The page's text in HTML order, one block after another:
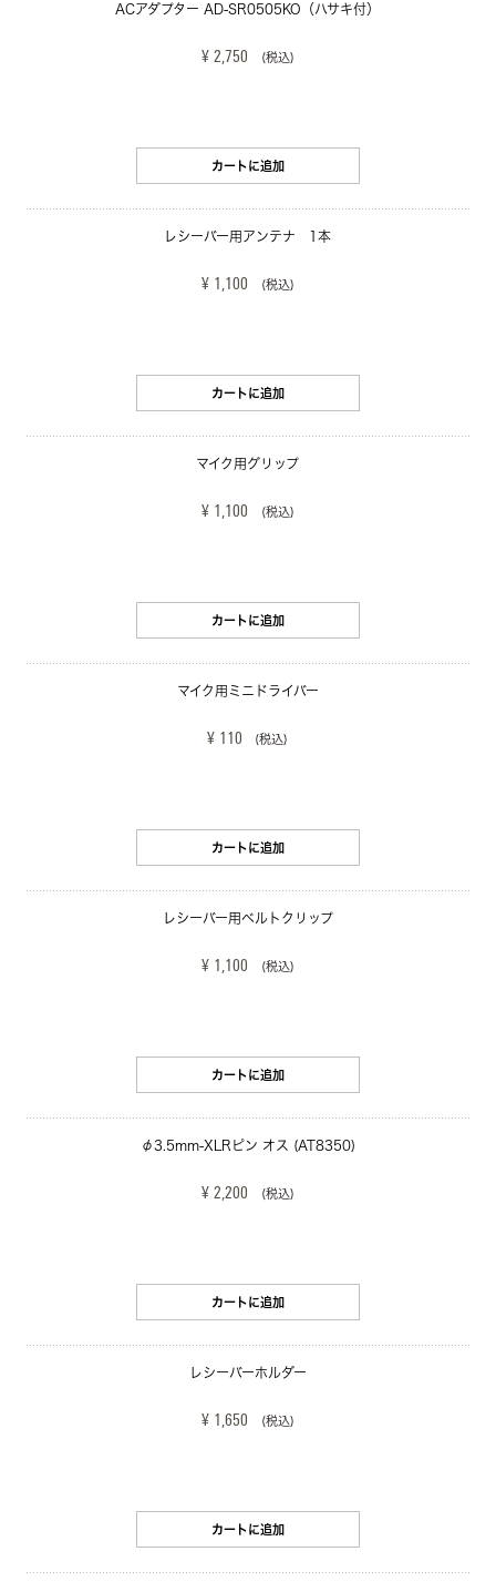
ACアダプター AD-SR0505KO（ハサキ付）
¥ 2,750 (税込)
カートに追加
レシーバー用アンテナ　1本
¥ 1,100 (税込)
カートに追加
マイク用グリップ
¥ 1,100 (税込)
カートに追加
マイク用ミニドライバー
¥ 110 (税込)
カートに追加
レシーバー用ベルトクリップ
¥ 1,100 (税込)
カートに追加
φ3.5mm-XLRピン オス (AT8350)
¥ 2,200 (税込)
カートに追加
レシーバーホルダー
¥ 1,650 (税込)
カートに追加